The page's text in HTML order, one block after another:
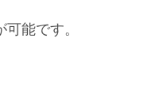
能です。